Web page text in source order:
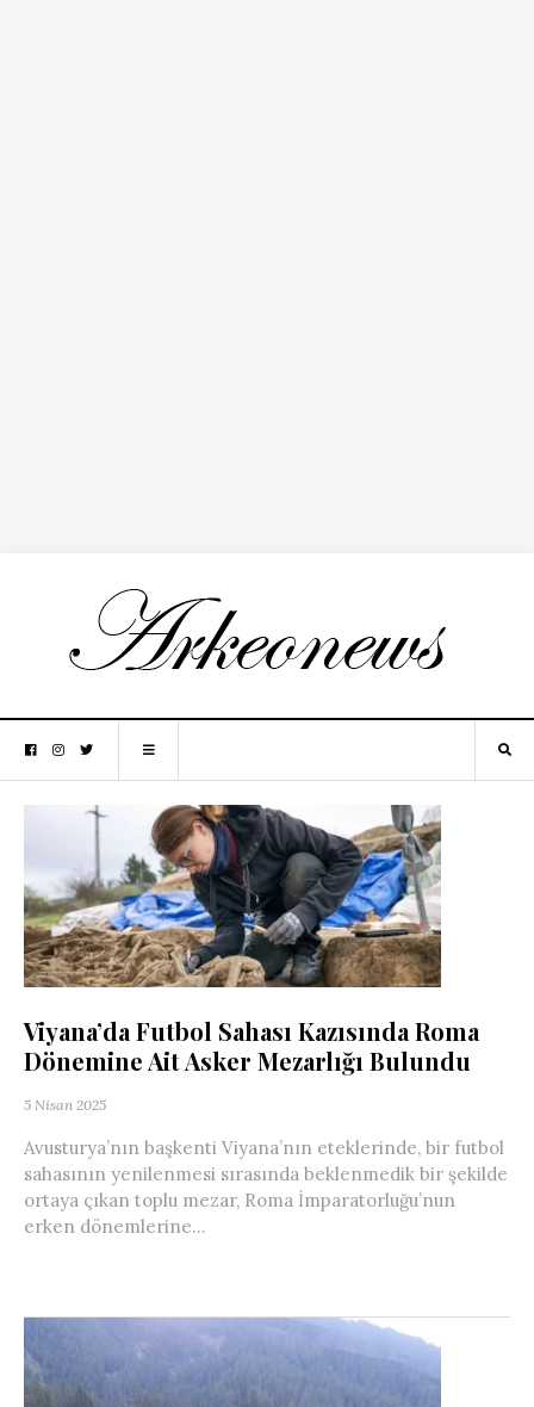
Viyana’da Futbol Sahası Kazısında Roma
Dönemine Ait Asker Mezarlığı Bulundu
5 Nisan 2025
Avusturya’nın başkenti Viyana’nın eteklerinde, bir futbol
sahasının yenilenmesi sırasında beklenmedik bir şekilde
ortaya çıkan toplu mezar, Roma İmparatorluğu’nun
erken dönemlerine...